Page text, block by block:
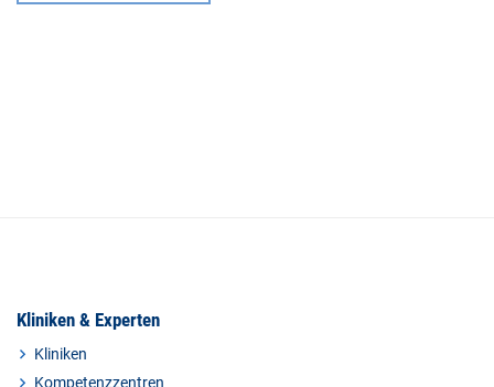
Kliniken & Experten
Kliniken
Kompetenzzentren